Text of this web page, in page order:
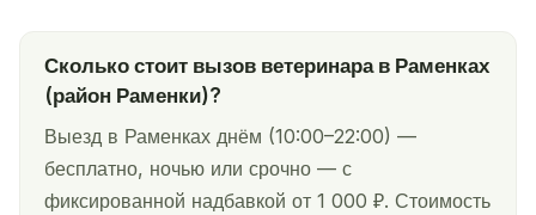
Сколько стоит вызов ветеринара в Раменках
(район Раменки)?
Выезд в Раменках днём (10:00–22:00) —
бесплатно, ночью или срочно — с
фиксированной надбавкой от 1 000 ₽. Стоимость